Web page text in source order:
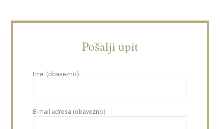
Pošalji upit
Ime: (obavezno)
E-mail adresa (obavezno)